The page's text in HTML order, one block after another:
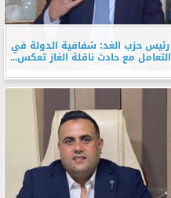
رئيس حزب الغد: شفافية الدولة في
التعامل مع حادث ناقلة الغاز تعكس...